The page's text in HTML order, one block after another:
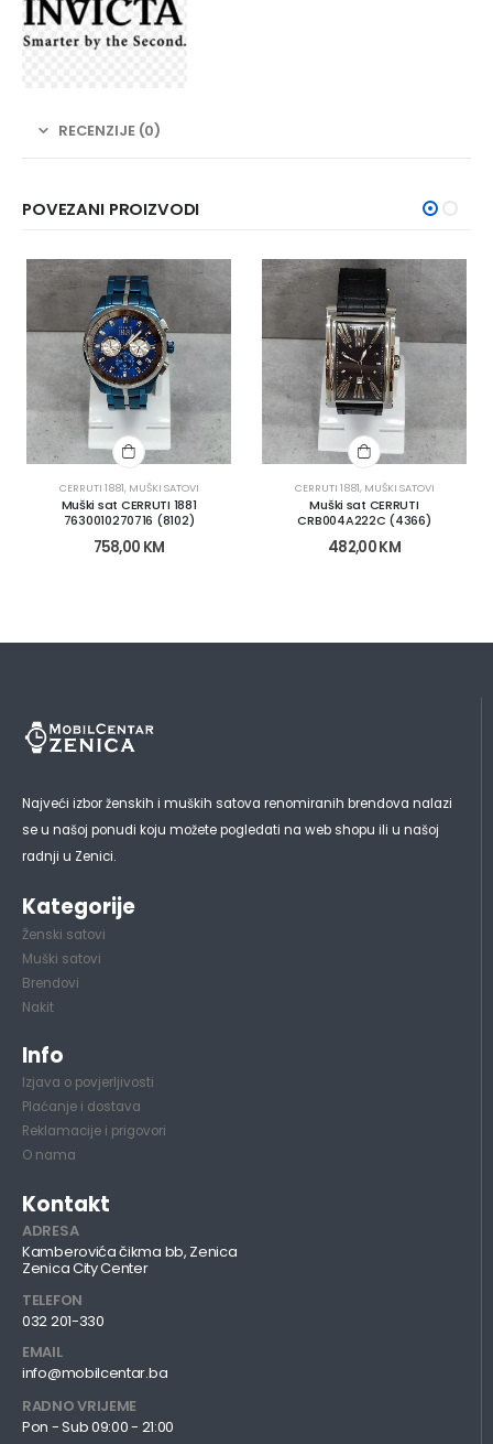
RECENZIJE (0)
POVEZANI PROIZVODI
CERRUTI 1881, MUŠKI SATOVI
Muški sat CERRUTI 1881
7630010270716 (8102)
758,00 KM
CERRUTI 1881, MUŠKI SATOVI
Muški sat CERRUTI
CRB004A222C (4366)
482,00KM
Najveći izbor ženskih i muških satova renomiranih brendova nalazi
se u našoj ponudi koju možete pogledati na web shopu ili u našoj
radnji u Zenici.
Kategorije
Ženski satovi
Muški satovi
Brendovi
Nakit
Info
Izjava o povjerljivosti
Plaćanje i dostava
Reklamacije i prigovori
O nama
Kontakt
ADRESA
Kamberovića čikma bb, Zenica
Zenica City Center
TELEFON
032 201-330
EMAIL
info@mobilcentar.ba
RADNO VRIJEME
Pon - Sub 09:00 - 21:00